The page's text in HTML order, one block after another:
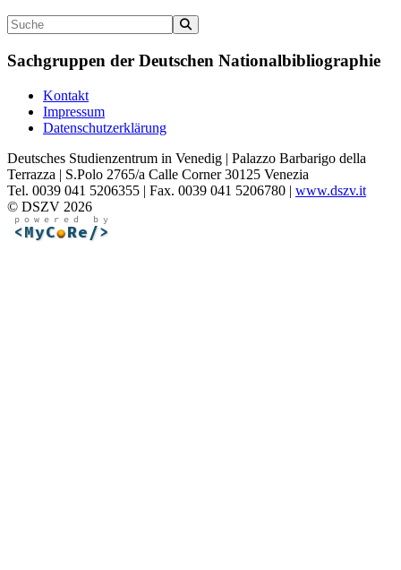
Sachgruppen der Deutschen Nationalbibliographie
Kontakt
Impressum
Datenschutzerklärung
Deutsches Studienzentrum in Venedig | Palazzo Barbarigo della
Terrazza | S.Polo 2765/a Calle Corner 30125 Venezia
Tel. 0039 041 5206355 | Fax. 0039 041 5206780 | www.dszv.it
© DSZV 2026